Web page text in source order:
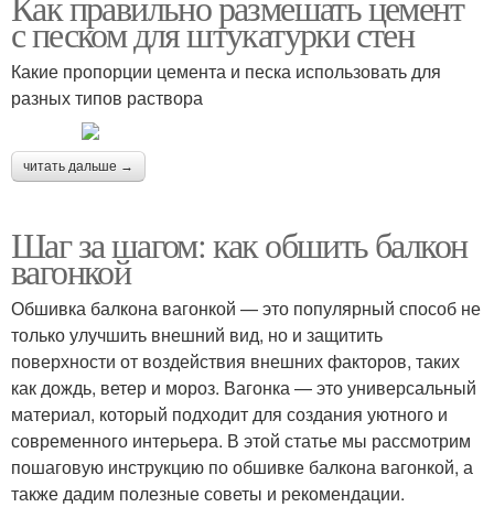
с песком для штукатурки стен
Какие пропорции цемента и песка использовать для
разных типов раствора
читать дальше →
Шаг за шагом: как обшить балкон
вагонкой
Обшивка балкона вагонкой — это популярный способ не
только улучшить внешний вид, но и защитить
поверхности от воздействия внешних факторов, таких
как дождь, ветер и мороз. Вагонка — это универсальный
материал, который подходит для создания уютного и
современного интерьера. В этой статье мы рассмотрим
пошаговую инструкцию по обшивке балкона вагонкой, а
также дадим полезные советы и рекомендации.